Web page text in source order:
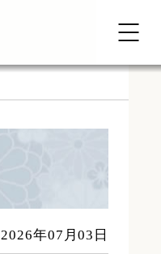
2026年07月03日